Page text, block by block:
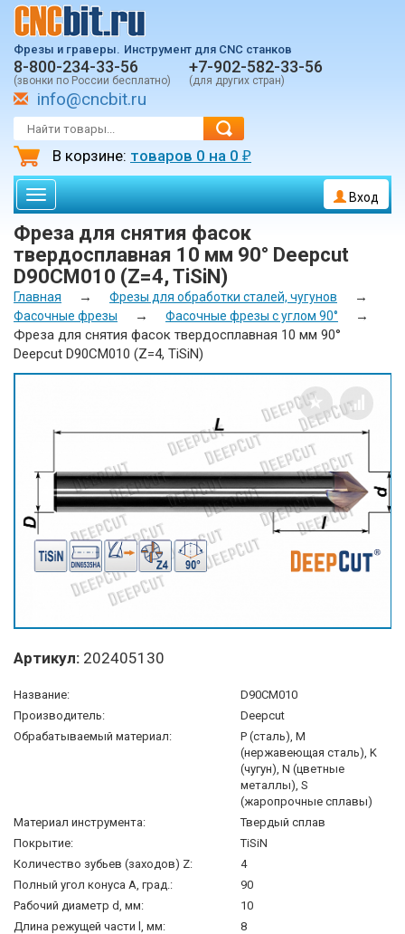
Фрезы и граверы. Инструмент для CNC станков
8-800-234-33-56
(звонки по России бесплатно)
+7-902-582-33-56
(для других стран)
info@cncbit.ru
В корзине: товаров 0 на 0 ₽
Toggle
navigation
Вход
Фреза для снятия фасок
твердосплавная 10 мм 90° Deepcut
D90CM010 (Z=4, TiSiN)
Главная → Фрезы для обработки сталей, чугунов →
Фасочные фрезы → Фасочные фрезы с углом 90°
→
Фреза для снятия фасок твердосплавная 10 мм 90°
Deepcut D90CM010 (Z=4, TiSiN)
Артикул: 202405130
Название:
D90CM010
Производитель:
Deepcut
Обрабатываемый материал:
P (сталь), M
(нержавеющая сталь), K
(чугун), N (цветные
металлы), S
(жаропрочные сплавы)
Материал инструмента:
Твердый сплав
Покрытие:
TiSiN
Количество зубьев (заходов) Z:
4
Полный угол конуса А, град.:
90
Рабочий диаметр d, мм:
10
Длина режущей части l, мм:
8